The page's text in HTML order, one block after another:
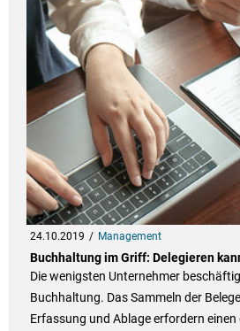
24.10.2019 Management
Buchhaltung im Griff: Delegieren
Die wenigsten Unternehmer
Buchhaltung. Das Sammeln der
Erfassung und Ablage erfordern einen